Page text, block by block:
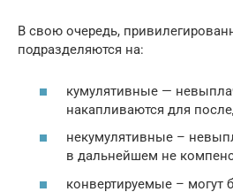
В свою очередь,
подразделяются на:
кумулятивные —
накапливаются для
некумулятивные –
в дальнейшем не
конвертируемые – могут